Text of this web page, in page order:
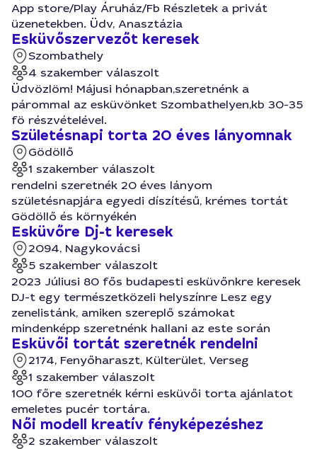
App store/Play Áruház/Fb Részletek a privát
üzenetekben. Üdv, Anasztázia
Esküvőszervezőt keresek
Szombathely
4 szakember válaszolt
Üdvözlöm! Májusi hónapban,szeretnénk a
párommal az esküvönket Szombathelyen,kb 30-35
fö részvételével.
Születésnapi torta 20 éves lányomnak
Gödöllő
1 szakember válaszolt
rendelni szeretnék 20 éves lányom
születésnapjára egyedi díszítésű, krémes tortát
Gödöllő és környékén
Esküvőre Dj-t keresek
2094, Nagykovácsi
5 szakember válaszolt
2023 Júliusi 80 fős budapesti esküvőnkre keresek
DJ-t egy természetközeli helyszínre Lesz egy
zenelistánk, amiken szereplő számokat
mindenképp szeretnénk hallani az este során
Esküvői tortát szeretnék rendelni
2174, Fenyőharaszt, Külterület, Verseg
1 szakember válaszolt
100 főre szeretnék kérni esküvői torta ajánlatot
emeletes pucér tortára.
Női modell kreatív fényképezéshez
2 szakember válaszolt